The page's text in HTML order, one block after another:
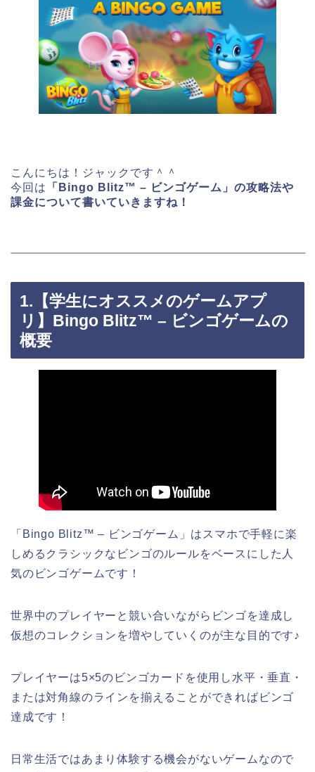
こんにちは！ジャックです＾＾
今回は
「Bingo Blitz™ – ビンゴゲーム」の攻略法や
課金について書いていきますね！
1.【学生にオススメのゲームアプ
リ】Bingo Blitz™ – ビンゴゲームの
概要
「Bingo Blitz™ – ビンゴゲーム」はスマホで手軽に楽
しめるクラシックなビンゴのルールをベースにした人
気のビンゴゲームです！
世界中のプレイヤーと競い合いながらビンゴを達成し
仮想のコレクションを増やしていくのが主な目的です♪
プレイヤーは5×5のビンゴカードを使用し水平・垂直・
または対角線のラインを揃えることができればビンゴ
達成です！
日常生活ではあまり体験する機会がないゲームなので